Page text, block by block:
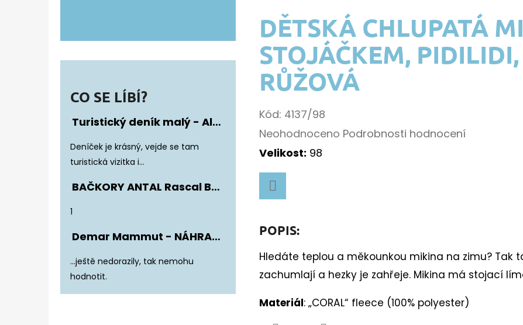
CO SE LÍBÍ?
Turistický deník malý - Album Fotonálepek
Hodnocení produktu je 5 z 5 hvězdiček.
Deníček je krásný, vejde se tam
turistická vizitka i...
BAČKORY ANTAL Rascal Basic Black
Hodnocení produktu je 5 z 5 hvězdiček.
1
Demar Mammut - NÁHRADNÍ ZATEPLENÍ DO DĚTSKÝCH HOLÍNEK
Hodnocení produktu je 5 z 5 hvězdiček.
...ještě nedorazily, tak nemohu
hodnotit.
DĚTSKÁ CHLUPATÁ
STOJÁČKEM,
RŮŽOVÁ
Kód: 4137/98
Průměrné
hodnocení
produktu
z
hvězdiček.
Neohodnoceno Podrobnosti hodnocení
Velikost: 98
POPIS:
Hledáte teplou a měkounkou mikina na zimu? Tak
zachumlají a hezky je zahřeje. Mikina má stojací
Materiál: „CORAL“ fleece (100% polyester)